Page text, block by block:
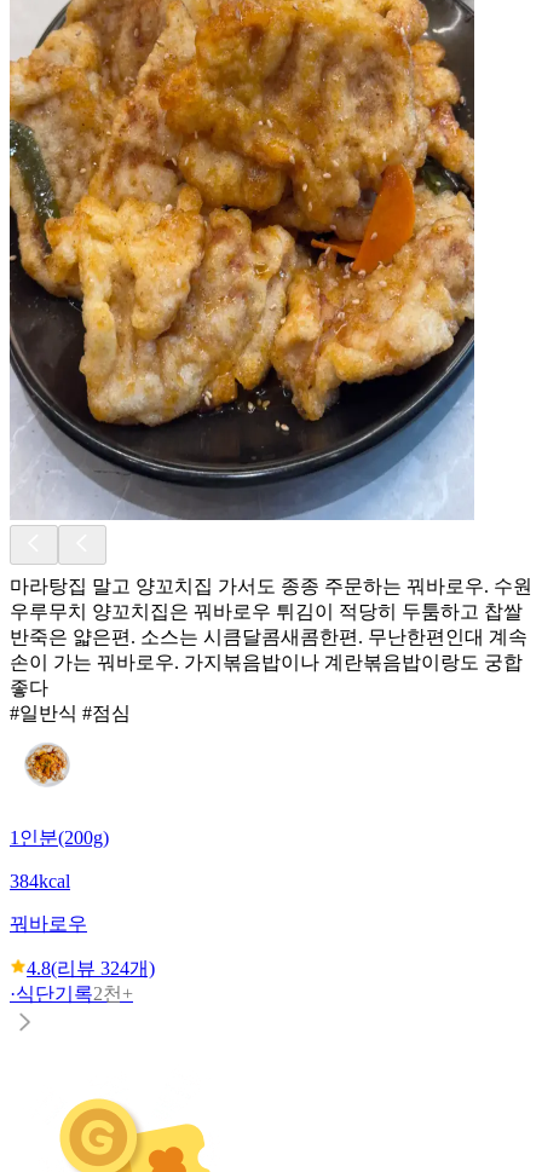
마라탕집 말고 양꼬치집 가서도 종종 주문하는 꿔바로우. 수원
우루무치 양꼬치집은 꿔바로우 튀김이 적당히 두툼하고 찹쌀
반죽은 얇은편. 소스는 시큼달콤새콤한편. 무난한편인대 계속
손이 가는 꿔바로우. 가지볶음밥이나 계란볶음밥이랑도 궁합
좋다
#일반식 #점심
1인분(200g)
384kcal
꿔바로우
4.8(리뷰 324개)
·식단기록2천+